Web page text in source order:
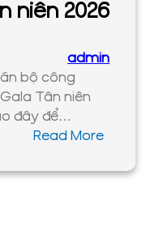
niên 2026
admin
bộ công
Tân niên
đây để…
Read More:
niên